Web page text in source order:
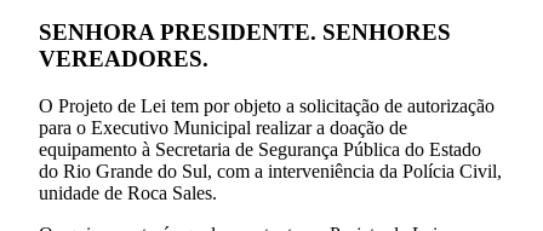
SENHORA PRESIDENTE. SENHORES
VEREADORES.
O Projeto de Lei tem por objeto a solicitação de autorização
para o Executivo Municipal realizar a doação de
equipamento à Secretaria de Segurança Pública do Estado
do Rio Grande do Sul, com a interveniência da Polícia Civil,
unidade de Roca Sales.